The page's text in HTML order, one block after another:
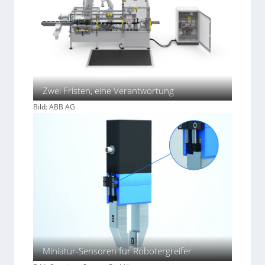
Zwei Fristen, eine Verantwortung
Bild: ABB AG
Miniatur-Sensoren für Robotergreifer